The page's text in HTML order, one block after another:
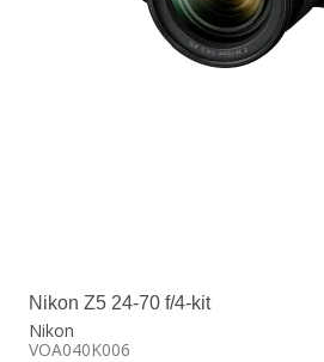
Nikon Z5 24-70 f/4-kit
Nikon
VOA040K006